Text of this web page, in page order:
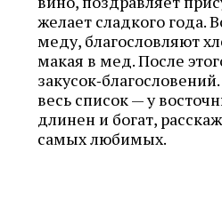
желает сладкого года.
меду, благословляют
макая в мед. После
весь список — у
длинен и богат,
самых любимых.